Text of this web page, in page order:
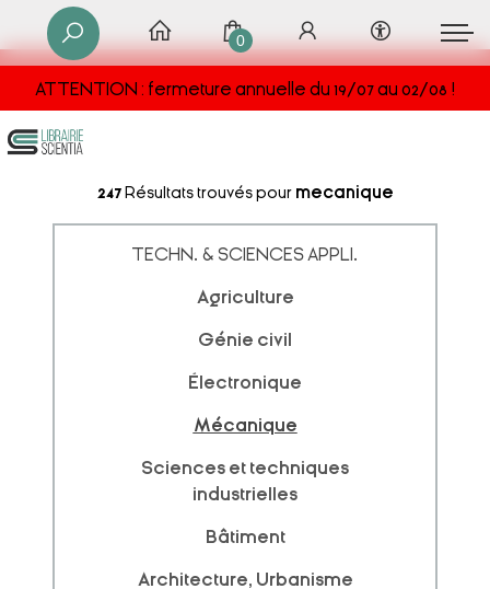
ATTENTION : fermeture annuelle du 19/07 au 02/08 !
0
247 Résultats trouvés pour mecanique
TECHN. & SCIENCES APPLI.
Agriculture
Génie civil
Électronique
Mécanique
Sciences et techniques
industrielles
Bâtiment
Architecture, Urbanisme